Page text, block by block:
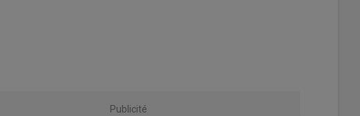
Publicité